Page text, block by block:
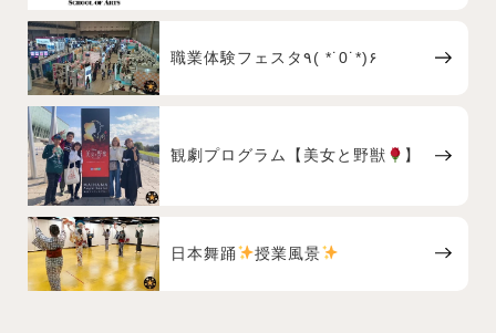
職業体験フェスタ٩( *˙0˙*)۶
観劇プログラム【美女と野獣 】
日本舞踊 授業風景